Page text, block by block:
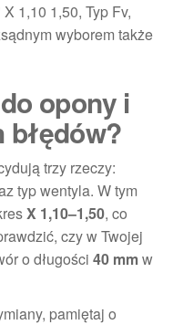
1,10 1,50, Typ Fv,
wyborem także
opony i
trzy rzeczy:
typ wentyla. W tym
X 1,10–1,50, co
czy w Twojej
o długości 40 mmw
pamiętaj o